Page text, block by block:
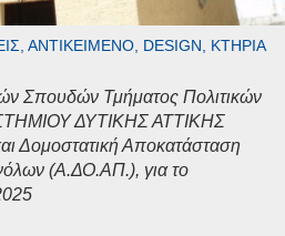
ΑΝΤΙΚΕΊΜΕΝΟ, DESIGN, ΚΤΉΡΙΑ
Σπουδών Τμήματος Πολιτικών
ΔΥΤΙΚΗΣ ΑΤΤΙΚΗΣ
Δομοστατική Αποκατάσταση
(Α.ΔΟ.ΑΠ.), για το